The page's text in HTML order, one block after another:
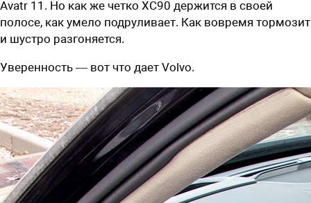
Avatr 11. Но как же четко XC90 держится в своей
полосе, как умело подруливает. Как вовремя тормозит
и шустро разгоняется.
Уверенность — вот что дает Volvo.